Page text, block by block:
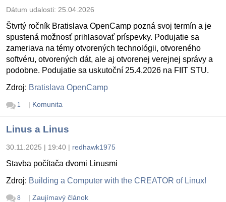
Dátum udalosti: 25.04.2026
Štvrtý ročník Bratislava OpenCamp pozná svoj termín a je
spustená možnosť prihlasovať príspevky. Podujatie sa
zameriava na témy otvorených technológii, otvoreného
softvéru, otvorených dát, ale aj otvorenej verejnej správy a
podobne. Podujatie sa uskutoční 25.4.2026 na FIIT STU.
Zdroj: Bratislava OpenCamp
1 | Komunita
Linus a Linus
30.11.2025 | 19:40 | redhawk1975
Stavba počítača dvomi Linusmi
Zdroj: Building a Computer with the CREATOR of Linux!
8 | Zaujímavý článok